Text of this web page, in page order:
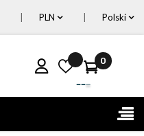
Polski
PLN
0
☰